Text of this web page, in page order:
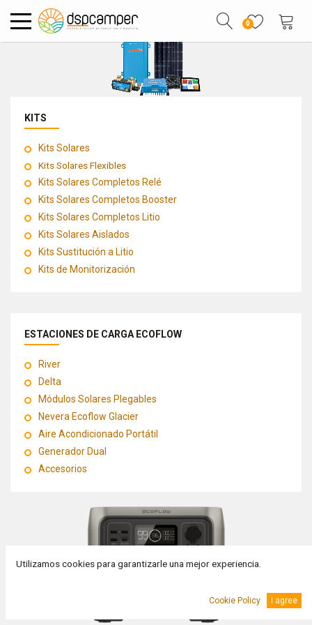
0
KITS
Kits Solares
Kits Solares Flexibles
Kits Solares Completos Relé
Kits Solares Completos Booster
Kits Solares Completos Litio
Kits Solares Aislados
Kits Sustitución a Litio
Kits de Monitorización
ESTACIONES DE CARGA ECOFLOW
River
Delta
Módulos Solares Plegables
Nevera Ecoflow Glacier
Aire Acondicionado Portátil
Generador Dual
Accesorios
Utilizamos cookies para garantizarle una mejor experiencia.
Cookie Policy I agree